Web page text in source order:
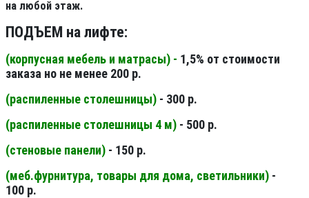
на любой этаж.
ПОДЪЕМ на лифте:
(корпусная мебель и матрасы) - 1,5% от стоимости
заказа но не менее 200 р.
(распиленные столешницы) - 300 р.
(распиленные столешницы 4 м) - 500 р.
(стеновые панели) - 150 р.
(меб.фурнитура, товары для дома, светильники) -
100 р.